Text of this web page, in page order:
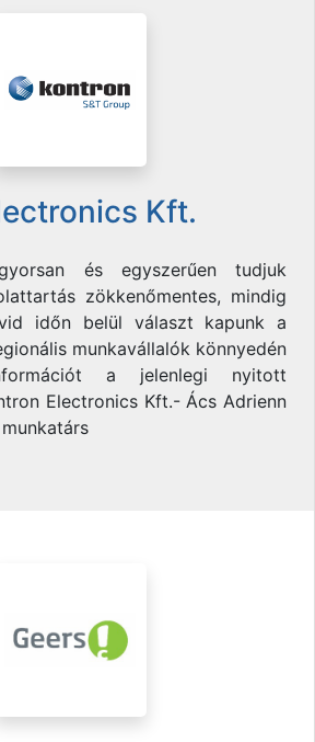
Kft.
és egyszerűen tudjuk
zökkenőmentes, mindig
időn belül választ kapunk a
munkavállalók könnyedén
a jelenlegi nyitott
Electronics Kft.- Ács Adrienn